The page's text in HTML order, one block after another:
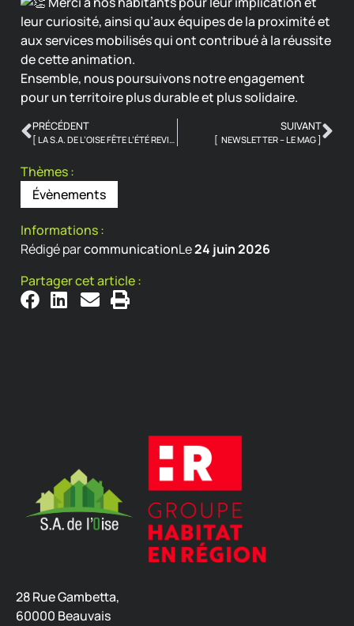
leur curiosité, ainsi qu’aux équipes de la proximité et
aux services mobilisés qui ont contribué à la réussite
de cette animation.
Ensemble, nous poursuivons notre engagement
pour un territoire plus durable et plus solidaire.
PRÉCÉDENT SUIVANT
[ NEWSLETTER – LE MAG ]
Thèmes :
Évènements
Informations :
Rédigé parcommunicationLe24 juin 2026
Partager cet article :
28 Rue Gambetta,
60000 Beauvais